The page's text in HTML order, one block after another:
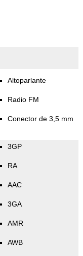
Altoparlante
Radio FM
Conector de 3,5 mm
3GP
RA
AAC
3GA
AMR
AWB